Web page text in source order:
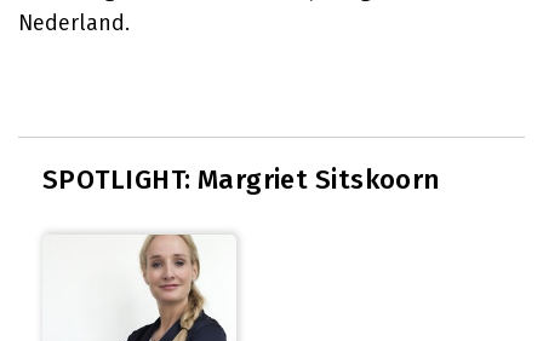
Nederland.
SPOTLIGHT: Margriet Sitskoorn